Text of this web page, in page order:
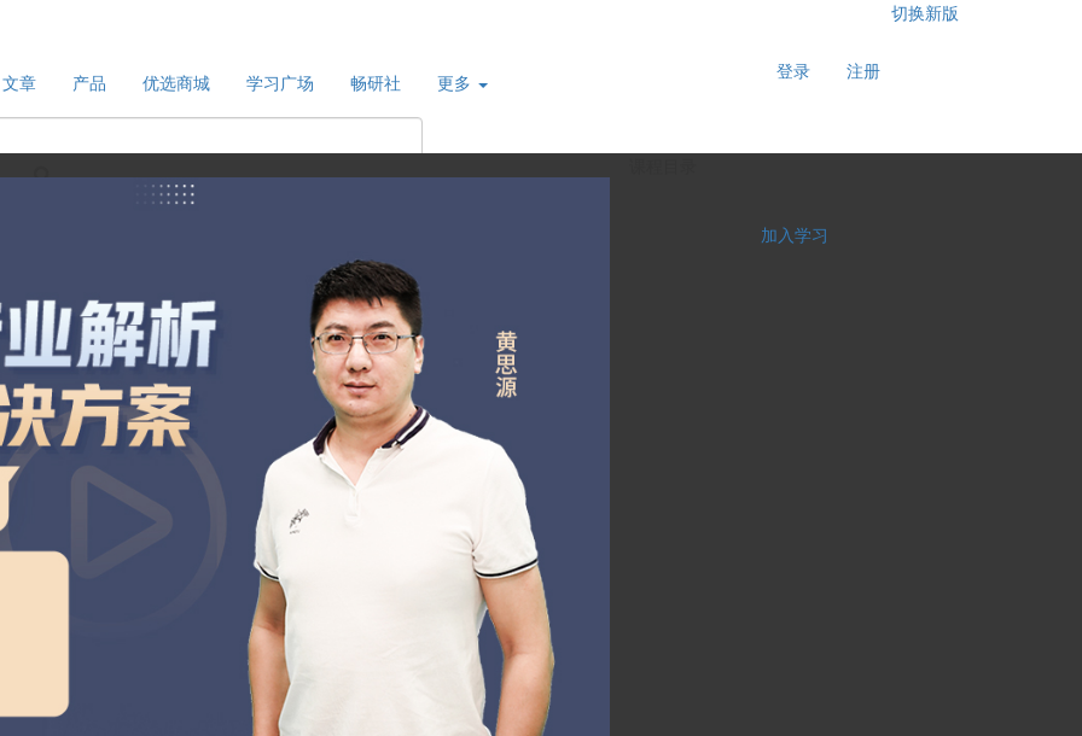
切换新版
文章 产品 优选商城 学习广场 畅研社 更多 登录 注册
加入学习